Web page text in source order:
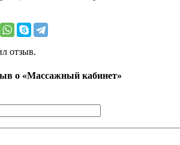
отзыв.
о «Массажный кабинет»